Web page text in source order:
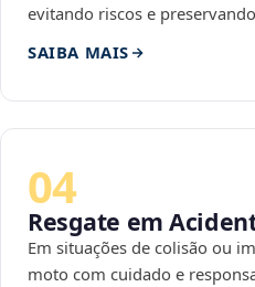
evitando riscos e
SAIBA MAIS
04
Resgate em
Em situações de colisão ou
moto com cuidado e